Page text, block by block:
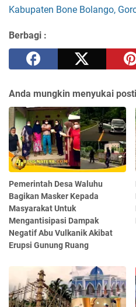
Kabupaten Bone Bolango,
Berbagi :
Anda mungkin menyukai
Pemerintah Desa Waluhu
Bagikan Masker Kepada
Masyarakat Untuk
Mengantisipasi Dampak
Negatif Abu Vulkanik Akibat
Erupsi Gunung Ruang